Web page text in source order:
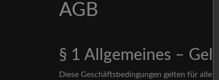
AGB
§ 1 Allgemeines –
Diese Geschäftsbedingungen gelten für alle